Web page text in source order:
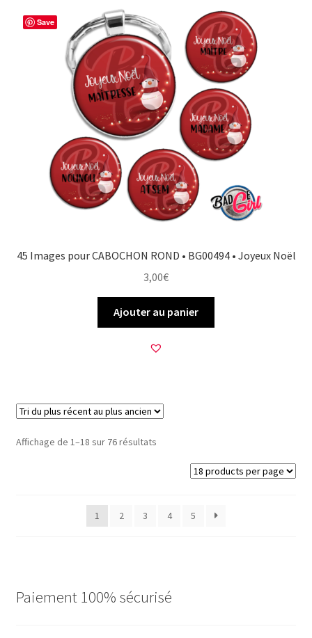
Save
45 Images pour CABOCHON ROND • BG00494 • Joyeux Noël
3,00€
Ajouter au panier
Affichage de 1–18 sur 76 résultatsTrié
plus
1 2 3 4 5
Paiement 100% sécurisé